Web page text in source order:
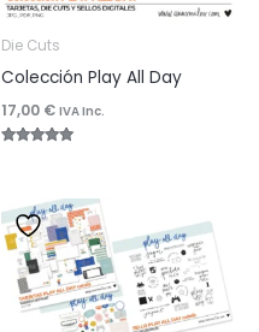
Die Cuts
Colección Play All Day
17,00 € IVA Inc.